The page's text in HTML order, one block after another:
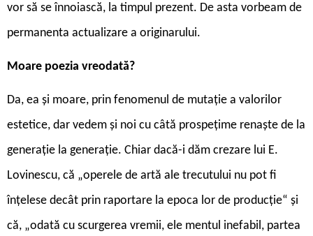
vor să se înnoiască, la timpul prezent. De asta vorbeam de
permanenta actualizare a originarului.
Moare poezia vreodată?
Da, ea și moare, prin fenomenul de mutație a valorilor
estetice, dar vedem și noi cu câtă prospețime renaște de la
generație la generație. Chiar dacă-i dăm crezare lui E.
Lovinescu, că „operele de artă ale trecutului nu pot fi
înțelese decât prin raportare la epoca lor de producție“ și
că, „odată cu scurgerea vremii, ele mentul inefabil, partea